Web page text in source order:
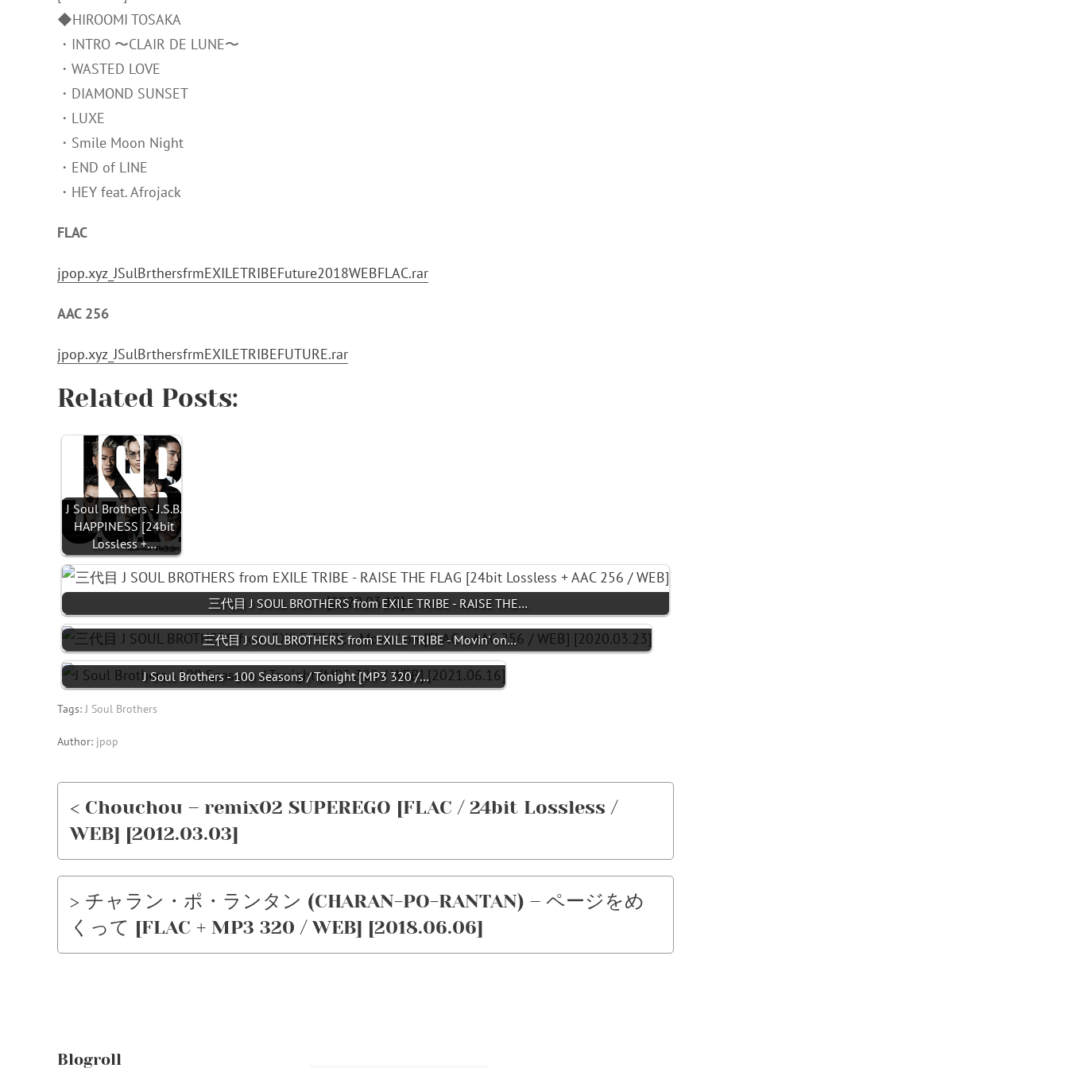
◆HIROOMI TOSAKA
・INTRO 〜CLAIR DE LUNE〜
・WASTED LOVE
・DIAMOND SUNSET
・LUXE
・Smile Moon Night
・END of LINE
・HEY feat. Afrojack
FLAC
jpop.xyz_JSulBrthersfrmEXILETRIBEFuture2018WEBFLAC.rar
AAC 256
jpop.xyz_JSulBrthersfrmEXILETRIBEFUTURE.rar
Related Posts:
J Soul Brothers - J.S.B.
HAPPINESS [24bit
Lossless +…
三代目 J SOUL BROTHERS from EXILE TRIBE - RAISE THE…
三代目 J SOUL BROTHERS from EXILE TRIBE - Movin' on…
J Soul Brothers - 100 Seasons / Tonight [MP3 320 /…
Tags:J Soul Brothers
Author: jpop
< Chouchou – remix02 SUPEREGO [FLAC / 24bit Lossless /
WEB] [2012.03.03]
> チャラン・ポ・ランタン (CHARAN-PO-RANTAN) – ページをめ
くって [FLAC + MP3 320 / WEB] [2018.06.06]
Blogroll